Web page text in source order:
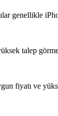
genellikle
talep
fiyatı ve